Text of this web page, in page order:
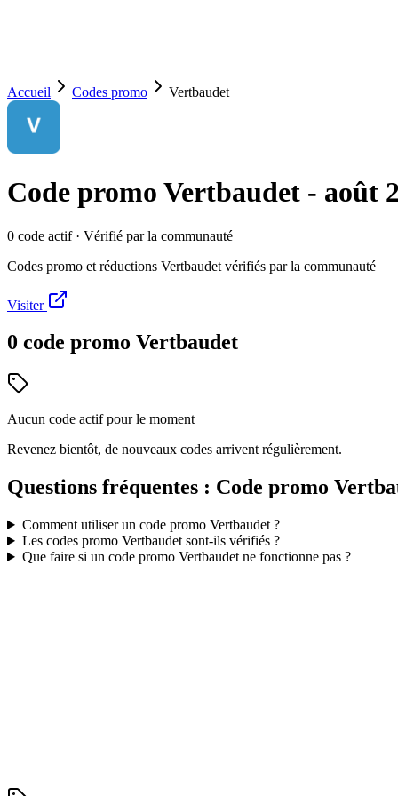
Accueil Codes promo Vertbaudet
Code promo Vertbaudet - août
0 code actif· Vérifié par la communauté
Codes promo et réductions Vertbaudet vérifiés par la communauté
Visiter
0 code promo Vertbaudet
Aucun code actif pour le moment
Revenez bientôt, de nouveaux codes arrivent régulièrement.
Questions fréquentes : Code promo
Comment utiliser un code promo Vertbaudet?
Les codes promo Vertbaudetsont-ils vérifiés ?
Que faire si un code promo Vertbaudetne fonctionne pas ?